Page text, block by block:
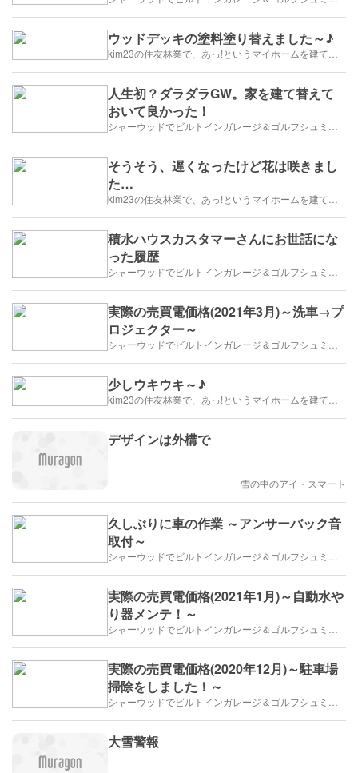
ウッドデッキの塗料塗り替えました～♪
人生初？ダラダラGW。家を建て替えて
おいて良かった！
そうそう、遅くなったけど花は咲きまし
た…
積水ハウスカスタマーさんにお世話にな
った履歴
実際の売買電価格(2021年3月)～洗車→プ
ロジェクター～
少しウキウキ～♪
デザインは外構で
雪の中のアイ・スマート
久しぶりに車の作業 ～アンサーバック音
取付～
シャーウッドでビルトインガレージ＆ゴルフシュミレーター
実際の売買電価格(2021年1月)～自動水や
り器メンテ！～
シャーウッドでビルトインガレージ＆ゴルフシュミレーター
実際の売買電価格(2020年12月)～駐車場
掃除をしました！～
シャーウッドでビルトインガレージ＆ゴルフシュミレーター
大雪警報